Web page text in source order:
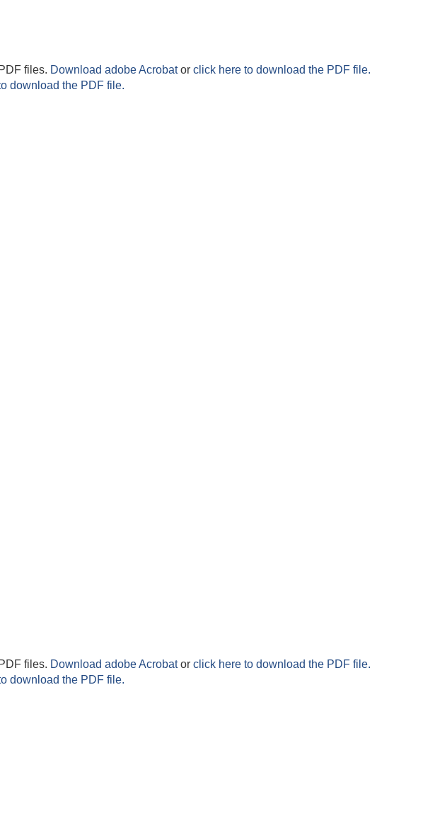
files. Download adobe Acrobator click here to download the PDF file.
download the PDF file.
files. Download adobe Acrobator click here to download the PDF file.
download the PDF file.